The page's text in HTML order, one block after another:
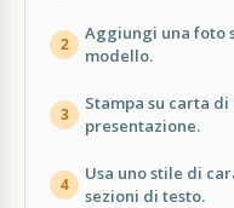
2
Aggiungi una foto
modello.
3
Stampa su carta
presentazione.
4
Usa uno stile di
sezioni di testo.